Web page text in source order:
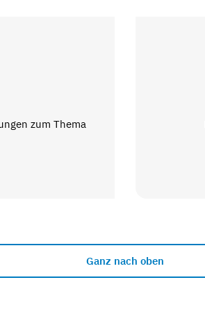
zum Thema
Ganz nach oben